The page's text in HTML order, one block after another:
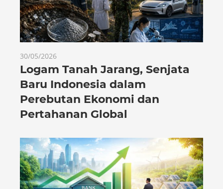
30/05/2026
Logam Tanah Jarang, Senjata
Baru Indonesia dalam
Perebutan Ekonomi dan
Pertahanan Global